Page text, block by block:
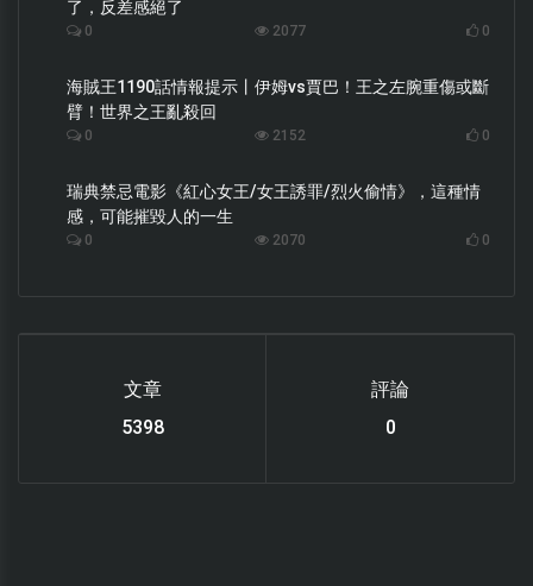
了，反差感絕了
0 2077 0
海賊王1190話情報提示丨伊姆vs賈巴！王之左腕重傷或斷
臂！世界之王亂殺回
0 2152 0
瑞典禁忌電影《紅心女王/女王誘罪/烈火偷情》，這種情
感，可能摧毀人的一生
0 2070 0
文章
6112
評論
0